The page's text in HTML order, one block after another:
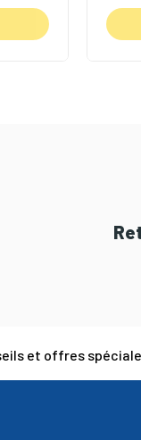
et offres